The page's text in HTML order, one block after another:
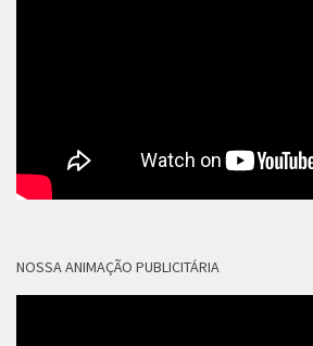
NOSSA ANIMAÇÃO PUBLICITÁRIA